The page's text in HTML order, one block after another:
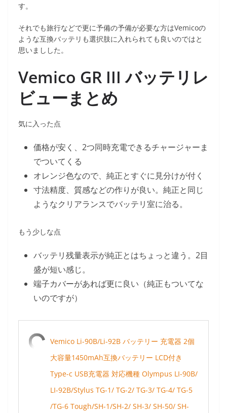
す。
それでも旅行などで更に予備の予備が必要な方はVemicoの
ような互換バッテリも選択肢に入れられても良いのではと
思いましした。
Vemico GR III バッテリレ
ビューまとめ
気に入った点
価格が安く、2つ同時充電できるチャージャーま
でついてくる
オレンジ色なので、純正とすぐに見分けが付く
寸法精度、質感などの作りが良い。純正と同じ
ようなクリアランスでバッテリ室に治る。
もう少しな点
バッテリ残量表示が純正とはちょっと違う。2目
盛が短い感じ。
端子カバーがあれば更に良い（純正もついてな
いのですが）
Vemico Li-90B/Li-92B バッテリー 充電器 2個
大容量1450mAh互換バッテリー LCD付き
Type-c USB充電器 対応機種 Olympus LI-90B/
LI-92B/Stylus TG-1/ TG-2/ TG-3/ TG-4/ TG-5
/TG-6 Tough/SH-1/SH-2/ SH-3/ SH-50/ SH-